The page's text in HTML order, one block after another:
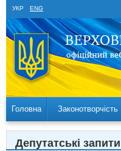
УКР ENG
Головна Законотворчість
Депутатські запити